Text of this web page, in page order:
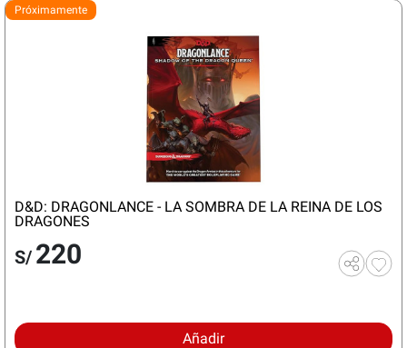
Próximamente
D&D: DRAGONLANCE - LA SOMBRA DE LA REINA DE LOS
DRAGONES
S/ 220
Añadir